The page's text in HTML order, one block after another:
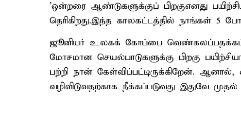
'ஒன்றரை ஆண்டுகளுக்குப் பிறகுஎனது
தெரிகிறது.இந்த காலகட்டத்தில் நாங்கள் 5
ஜூனியர் உலகக் கோப்பை
மோசமான செயல்பாடுகளுக்கு பிறகு
பற்றி நான் கேள்விப்பட்டிருக்கிறேன். ஆனால்,
வழிவிடுவதற்காக நீக்கப்படுவது இதுவே முதல்